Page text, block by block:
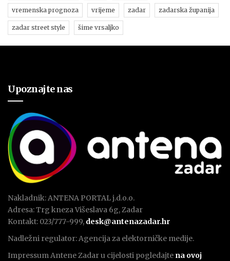
vremenska prognoza vrijeme zadar zadarska županija
zadar street style šime vrsaljko
Upoznajte nas
Nakladnik: ANTENA PORTAL j.d.o.o.
Adresa: Trg kneza Višeslava 6g, Zadar
Kontakt: 023/777-999, desk@antenazadar.hr
Nadležni regulator: Agencija za elektorničke medije.
Impressum Antene Zadar u cijelosti pogledajte na ovoj